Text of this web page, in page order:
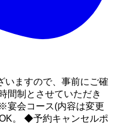
ますので、事前にご確
間制とさせていただき
宴会コース(内容は変更
。 ◆予約キャンセルポ